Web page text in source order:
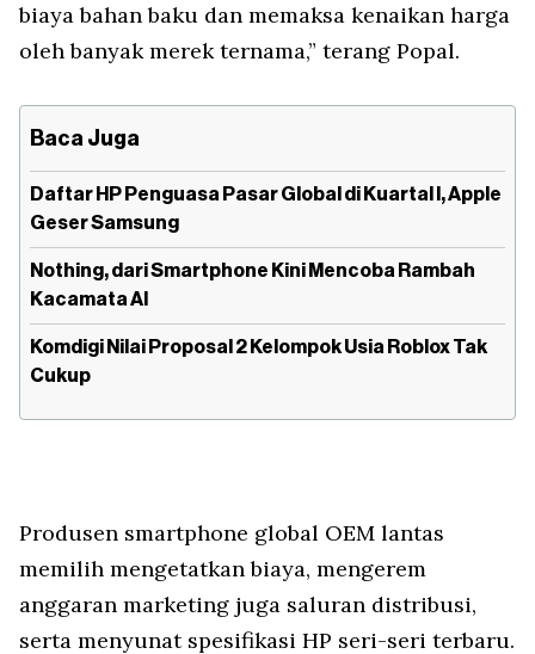
biaya bahan baku dan memaksa kenaikan harga
oleh banyak merek ternama,” terang Popal.
Baca Juga
Daftar HP Penguasa Pasar Global di Kuartal I, Apple
Geser Samsung
Nothing, dari Smartphone Kini Mencoba Rambah
Kacamata AI
Komdigi Nilai Proposal 2 Kelompok Usia Roblox Tak
Cukup
Produsen smartphone global OEM lantas
memilih mengetatkan biaya, mengerem
anggaran marketing juga saluran distribusi,
serta menyunat spesifikasi HP seri-seri terbaru.